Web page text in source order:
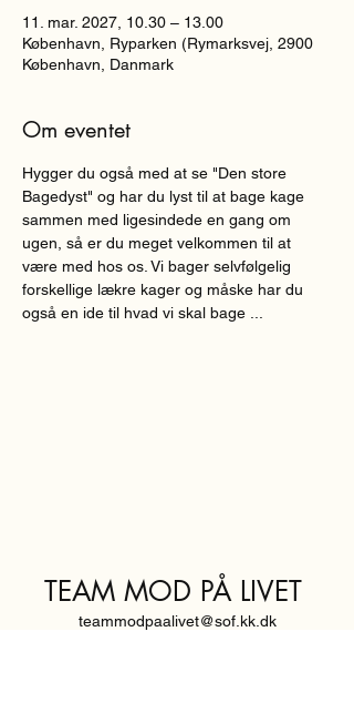
11. mar. 2027, 10.30 – 13.00
København, Ryparken (Rymarksvej, 2900
København, Danmark
Om eventet
Hygger du også med at se "Den store
Bagedyst" og har du lyst til at bage kage
sammen med ligesindede en gang om
ugen, så er du meget velkommen til at
være med hos os. Vi bager selvfølgelig
forskellige lækre kager og måske har du
også en ide til hvad vi skal bage ...
TEAM MOD PÅ LIVET
teammodpaalivet@sof.kk.dk